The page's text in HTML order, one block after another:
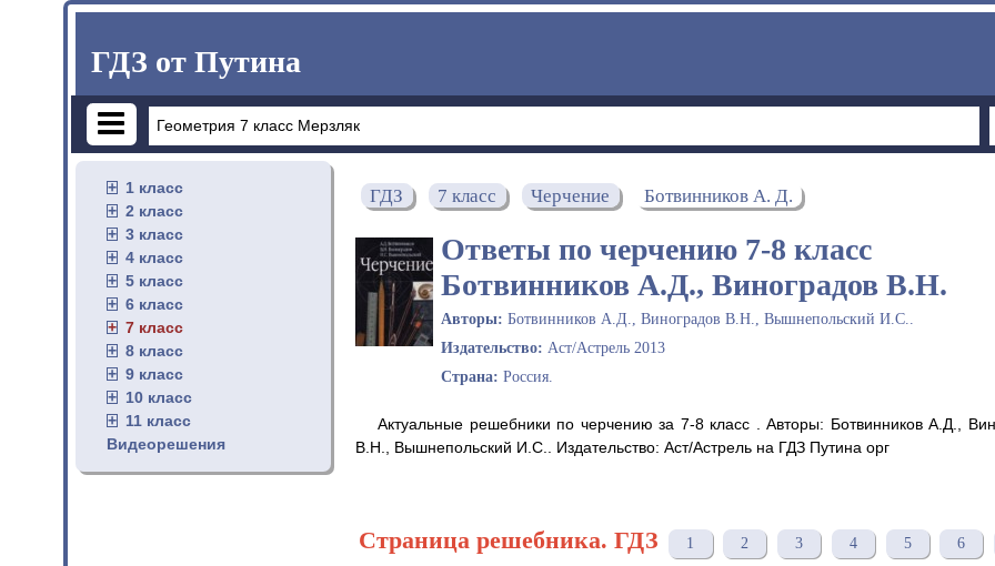
ГДЗ от Путина
1 класс
2 класс
3 класс
4 класс
5 класс
6 класс
7 класс
8 класс
9 класс
10 класс
11 класс
Видеорешения
ГДЗ 7 класс Черчение Ботвинников А. Д.
Ответы по черчению 7‐8 класс
Ботвинников А.Д., Виноградов В.Н.
Авторы: Ботвинников А.Д., Виноградов В.Н., Вышнепольский И.С..
Издательство: Аст/Астрель 2013
Страна: Россия.
Актуальные решебники по черчению за 7‐8 класс . Авторы: Ботвинников А.Д.,
В.Н., Вышнепольский И.С.. Издательство: Аст/Астрель на ГДЗ Путина орг
Страница решебника. ГДЗ 1 2 3 4 5 6